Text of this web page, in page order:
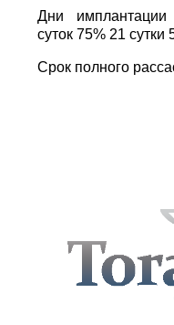
Дни имплантации
суток 75% 21 сутки
Срок полного